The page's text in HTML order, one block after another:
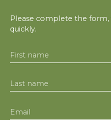
Please complete the
quickly.
First name
Last name
Email